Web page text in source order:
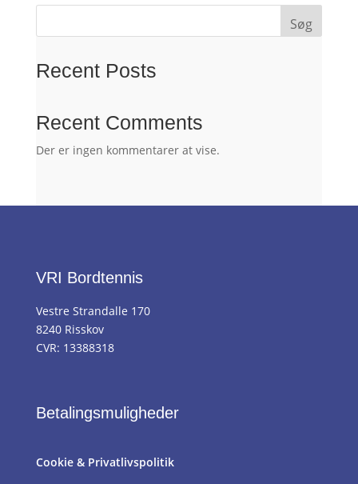
Søg
Recent Posts
Recent Comments
Der er ingen kommentarer at vise.
VRI Bordtennis
Vestre Strandalle 170
8240 Risskov
CVR: 13388318
Betalingsmuligheder
Cookie & Privatlivspolitik